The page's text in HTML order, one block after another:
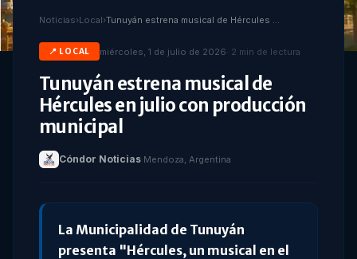
Noticias›Local› Tunuyán estrena musical de Hércules en julio con producción municipal
📍 LOCAL miércoles, 1 de julio de 2026· 2 min de lectura
Tunuyán estrena musical de
Hércules en julio con producción
municipal
Cóndor Noticias·Mendoza, Argentina
La Municipalidad de Tunuyán
presenta "Hércules, un musical en el